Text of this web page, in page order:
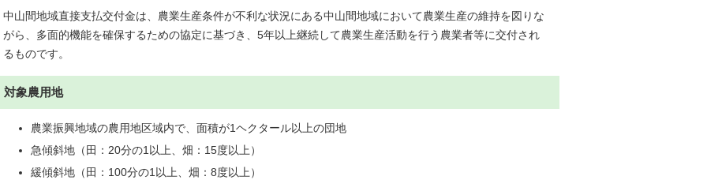
中山間地域直接支払交付金は、農業生産条件が不利な状況にある中山間地域において農業生産の維持を図りな
がら、多面的機能を確保するための協定に基づき、5年以上継続して農業生産活動を行う農業者等に交付され
るものです。
対象農用地
農業振興地域の農用地区域内で、面積が1ヘクタール以上の団地
急傾斜地（田：20分の1以上、畑：15度以上）
緩傾斜地（田：100分の1以上、畑：8度以上）